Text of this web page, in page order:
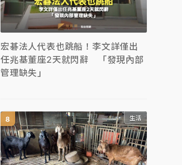
宏碁法人代表也跳船！李文詳僅出
任兆基董座2天就閃辭 「發現內部
管理缺失」
生活